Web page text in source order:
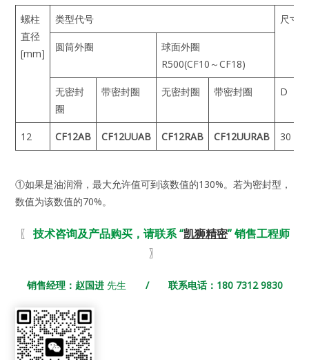
螺柱
直径
[mm]
类型代号 尺寸
圆筒外圈
球面外圈
R500(CF10～CF18)
无密封
圈
带密封圈 无密封圈 带密封圈 D
12 CF12AB CF12UUAB CF12RAB CF12UURAB 30
①如果是油润滑，最大允许值可到该数值的130%。若为密封型，
数值为该数值的70%。
〖 技术咨询及产品购买，请联系 “凯狮精密” 销售工程师
〗
销售经理：赵国进 先生 / 联系电话：180 7312 9830